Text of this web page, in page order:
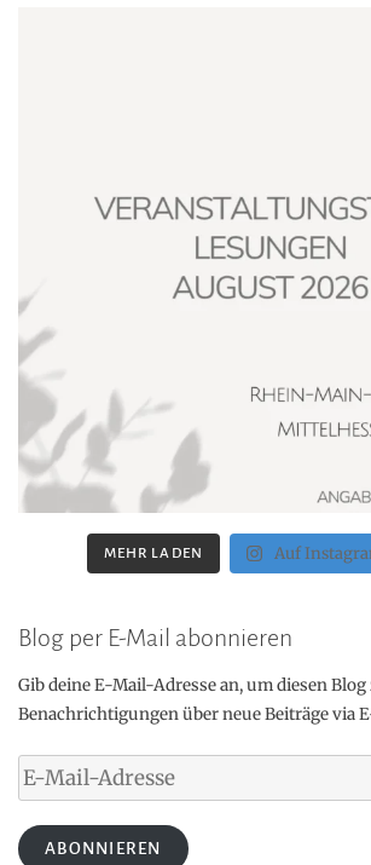
MEHR LADEN Auf
Blog per E-Mail abonnieren
Gib deine E-Mail-Adresse an, um diesen
Benachrichtigungen über neue Beiträge via
E-
Mail-
Adresse
ABONNIEREN